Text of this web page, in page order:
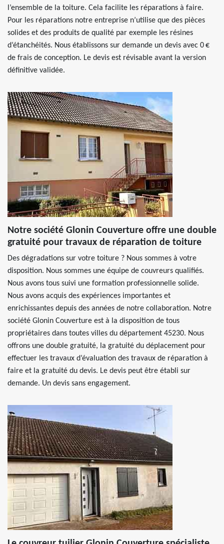
l’ensemble de la toiture. Cela facilite les réparations à faire.
Pour les réparations notre entreprise n’utilise que des pièces
solides et des produits de qualité par exemple les résines
d’étanchéités. Nous établissons sur demande un devis avec 0 €
de frais de conception. Le devis est révisable avant la version
définitive validée.
Notre société Glonin Couverture offre une double
gratuité pour travaux de réparation de toiture
Des dégradations sur votre toiture ? Nous sommes à votre
disposition. Nous sommes une équipe de couvreurs qualifiés.
Nous avons tous suivi une formation professionnelle solide.
Nous avons acquis des expériences importantes et
enrichissantes depuis des années de notre collaboration. Notre
société Glonin Couverture est à la disposition de tous
propriétaires dans toutes villes du département 45230. Nous
offrons une double gratuité, la gratuité du déplacement pour
effectuer les travaux d’évaluation des travaux de réparation à
faire et la gratuité du devis. Le devis peut être établi sur
demande. Un devis sans engagement.